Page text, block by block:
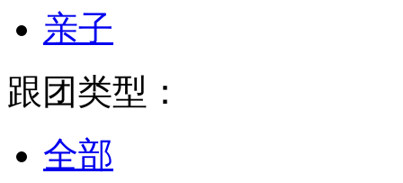
亲子
跟团类型：
全部